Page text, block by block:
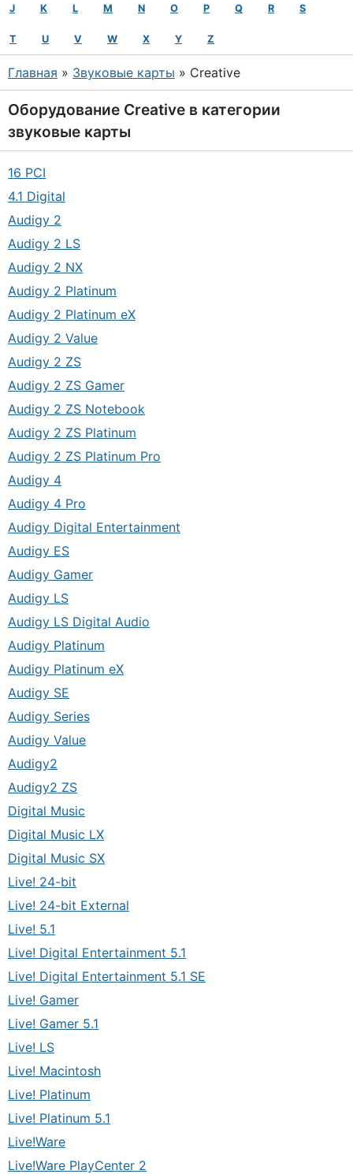
J K L M N O P Q R S
T U V W X Y Z
Главная » Звуковые карты » Creative
Оборудование Creative в категории
звуковые карты
16 PCI
4.1 Digital
Audigy 2
Audigy 2 LS
Audigy 2 NX
Audigy 2 Platinum
Audigy 2 Platinum eX
Audigy 2 Value
Audigy 2 ZS
Audigy 2 ZS Gamer
Audigy 2 ZS Notebook
Audigy 2 ZS Platinum
Audigy 2 ZS Platinum Pro
Audigy 4
Audigy 4 Pro
Audigy Digital Entertainment
Audigy ES
Audigy Gamer
Audigy LS
Audigy LS Digital Audio
Audigy Platinum
Audigy Platinum eX
Audigy SE
Audigy Series
Audigy Value
Audigy2
Audigy2 ZS
Digital Music
Digital Music LX
Digital Music SX
Live! 24-bit
Live! 24-bit External
Live! 5.1
Live! Digital Entertainment 5.1
Live! Digital Entertainment 5.1 SE
Live! Gamer
Live! Gamer 5.1
Live! LS
Live! Macintosh
Live! Platinum
Live! Platinum 5.1
Live!Ware
Live!Ware PlayCenter 2